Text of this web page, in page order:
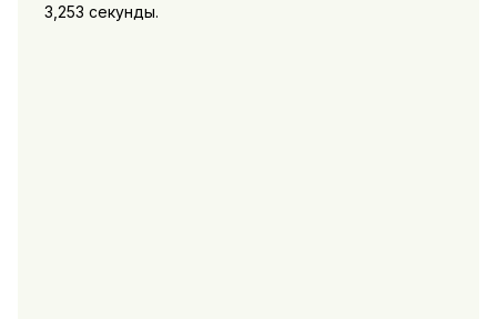
3,253 секунды.